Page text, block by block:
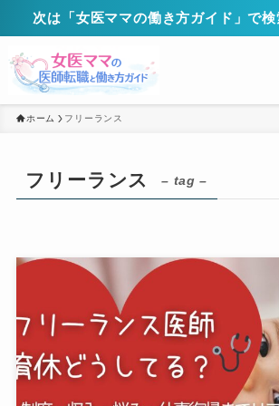
次は「女医ママの働き方ガイド」で検
ホーム フリーランス
フリーランス – tag –